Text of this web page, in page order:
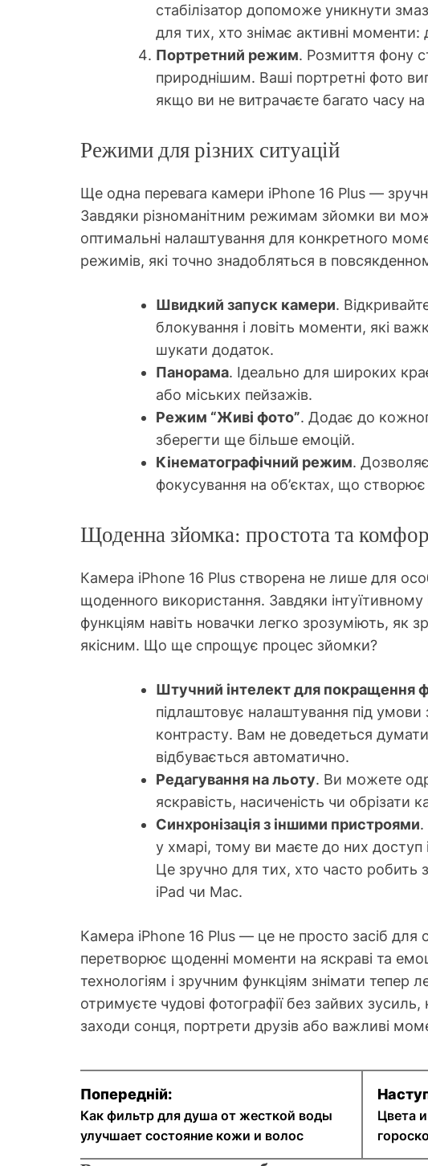
стабілізатор допоможе уникнути
для тих, хто знімає активні моменти:
Портретний режим. Розмиття фону
природнішим. Ваші портретні фото
якщо ви не витрачаєте багато часу на
Режими для різних ситуацій
Ще одна перевага камери iPhone 16 Plus —
Завдяки різноманітним режимам зйомки ви
оптимальні налаштування для конкретного
режимів, які точно знадобляться в
Швидкий запуск камери.
блокування і ловіть моменти, які
шукати додаток.
Панорама. Ідеально для широких
або міських пейзажів.
Режим “Живі фото”. Додає до
зберегти ще більше емоцій.
Кінематографічний режим.
фокусування на об’єктах, що створює
Щоденна зйомка: простота та
Камера iPhone 16 Plus створена не лише для
щоденного використання. Завдяки інтуїтивному
функціям навіть новачки легко зрозуміють, як
якісним. Що ще спрощує процес зйомки?
Штучний інтелект для покращення
підлаштовує налаштування під умови
контрасту. Вам не доведеться
відбувається автоматично.
Редагування на льоту. Ви можете
яскравість, насиченість чи обрізати
Синхронізація з іншими пристроями.
у хмарі, тому ви маєте до них
Це зручно для тих, хто часто робить
iPad чи Mac.
Камера iPhone 16 Plus — це не просто засіб для
перетворює щоденні моменти на яскраві та
технологіям і зручним функціям знімати тепер
отримуєте чудові фотографії без зайвих
заходи сонця, портрети друзів або важливі
Н
а
в
Попередній:
Как фильтр для душа от жесткой воды
улучшает состояние кожи и волос
Цвета